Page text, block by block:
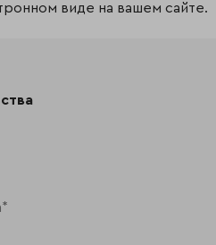
виде на вашем сайте.